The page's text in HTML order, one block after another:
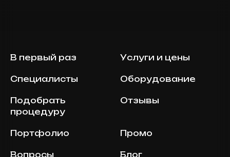
В первый раз Услуги и цены
Специалисты Оборудование
Подобрать
процедуру
Отзывы
Портфолио Промо
Вопросы Блог